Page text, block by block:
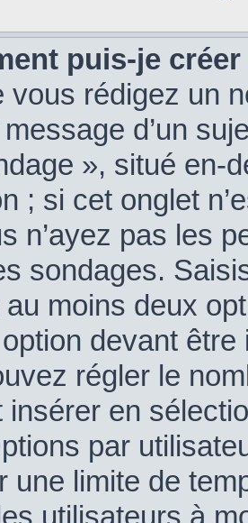
puis-je
vous rédigez un
d’un
», situé en-
; si cet onglet
n’ayez pas les
sondages.
au moins deux
devant
régler le
insérer en
par
une limite de
utilisateurs à